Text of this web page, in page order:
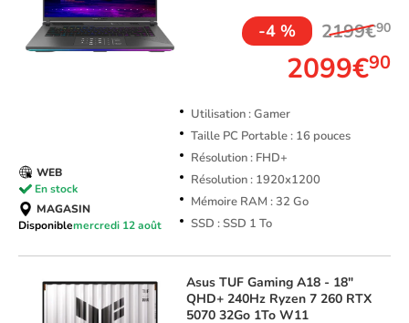
-4 % 2199€90
2099€90
Utilisation : Gamer
Taille PC Portable : 16 pouces
Résolution : FHD+
Résolution : 1920x1200
Mémoire RAM : 32 Go
SSD : SSD 1 To
WEB
En stock
MAGASIN
Disponiblemercredi 12 août
Asus TUF Gaming A18 - 18"
QHD+ 240Hz Ryzen 7 260 RTX
5070 32Go 1To W11